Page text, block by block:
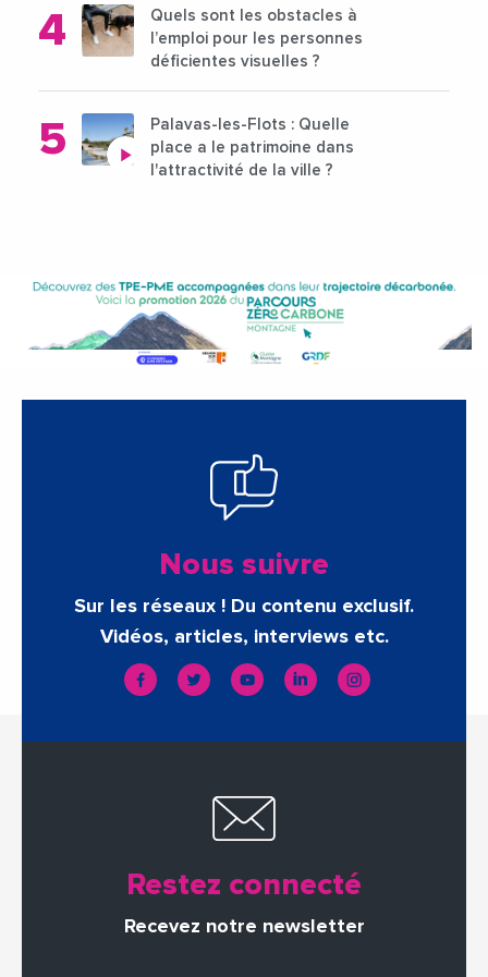
Quels sont les obstacles à
l’emploi pour les personnes
déficientes visuelles ?
Palavas-les-Flots : Quelle
place a le patrimoine dans
l'attractivité de la ville ?
Nous suivre
Sur les réseaux ! Du contenu exclusif.
Vidéos, articles, interviews etc.
Restez connecté
Recevez notre newsletter